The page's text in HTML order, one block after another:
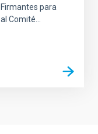
para
Comité...